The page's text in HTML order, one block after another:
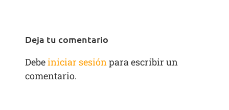
Deja tu comentario
Debeiniciar sesiónpara escribir un
comentario.